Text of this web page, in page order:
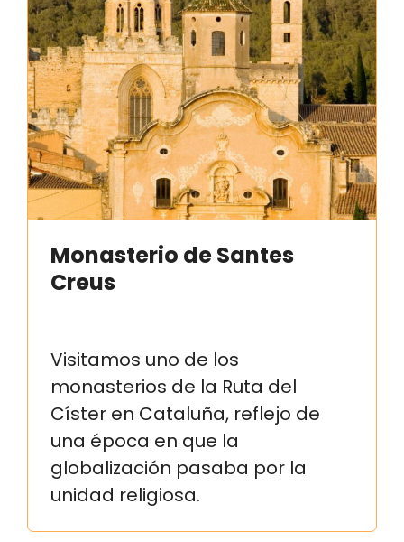
Monasterio de Santes
Creus
Visitamos uno de los
monasterios de la Ruta del
Císter en Cataluña, reflejo de
una época en que la
globalización pasaba por la
unidad religiosa.